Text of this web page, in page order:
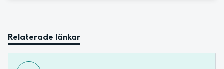
Relaterade länkar